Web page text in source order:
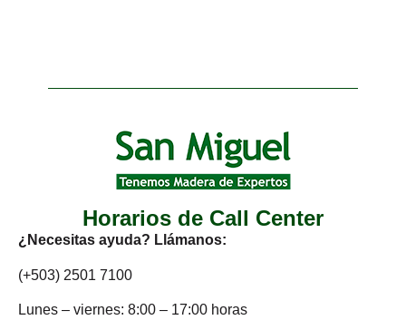
Horarios de Call Center
¿Necesitas ayuda? Llámanos:
(+503) 2501 7100
Lunes – viernes: 8:00 – 17:00 horas